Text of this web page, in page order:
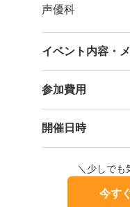
声優科
イベント内容・
参加費用
開催日時
＼少しでも
今す